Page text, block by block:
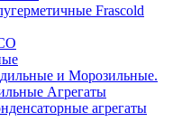
Frascold
и Морозильные.
Агрегаты
агрегаты